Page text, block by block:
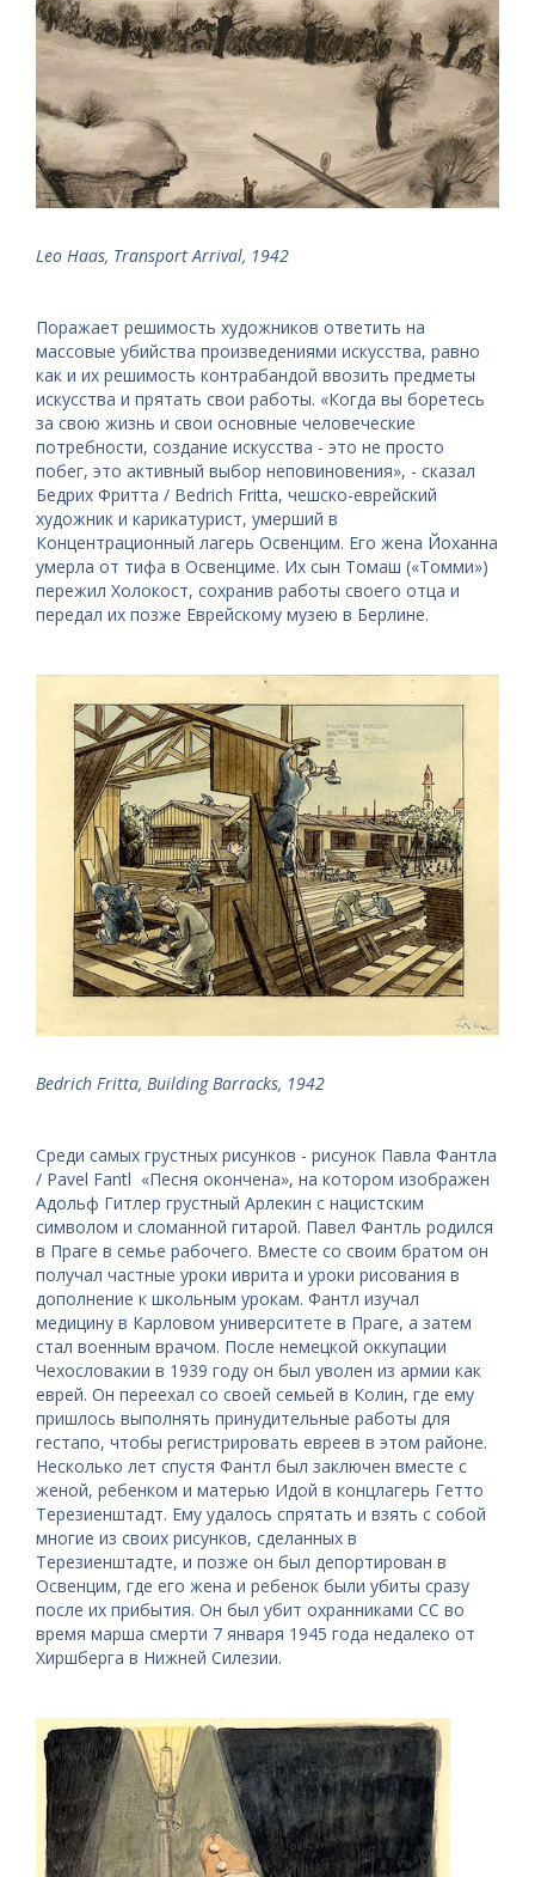
Leo Haas, Transport Arrival, 1942
Поражает решимость художников ответить на
массовые убийства произведениями искусства, равно
как и их решимость контрабандой ввозить предметы
искусства и прятать свои работы. «Когда вы боретесь
за свою жизнь и свои основные человеческие
потребности, создание искусства - это не просто
побег, это активный выбор неповиновения», - сказал
Бедрих Фритта / Bedrich Fritta, чешско-еврейский
художник и карикатурист, умерший в
Концентрационный лагерь Освенцим. Его жена Йоханна
умерла от тифа в Освенциме. Их сын Томаш («Томми»)
пережил Холокост, сохранив работы своего отца и
передал их позже Еврейскому музею в Берлине.
Bedrich Fritta, Building Barracks, 1942
Среди самых грустных рисунков - рисунок Павла Фантла
/ Pavel Fantl «Песня окончена», на котором изображен
Адольф Гитлер грустный Арлекин с нацистским
символом и сломанной гитарой. Павел Фантль родился
в Праге в семье рабочего. Вместе со своим братом он
получал частные уроки иврита и уроки рисования в
дополнение к школьным урокам. Фантл изучал
медицину в Карловом университете в Праге, а затем
стал военным врачом. После немецкой оккупации
Чехословакии в 1939 году он был уволен из армии как
еврей. Он переехал со своей семьей в Колин, где ему
пришлось выполнять принудительные работы для
гестапо, чтобы регистрировать евреев в этом районе.
Несколько лет спустя Фантл был заключен вместе с
женой, ребенком и матерью Идой в концлагерь Гетто
Терезиенштадт. Ему удалось спрятать и взять с собой
многие из своих рисунков, сделанных в
Терезиенштадте, и позже он был депортирован в
Освенцим, где его жена и ребенок были убиты сразу
после их прибытия. Он был убит охранниками СС во
время марша смерти 7 января 1945 года недалеко от
Хиршберга в Нижней Силезии.